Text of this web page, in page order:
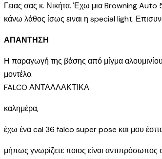
Γειας σας κ. Νικήτα. Έχω μια Browning Auto 5
κάνω λάθος ίσως ειναι η special light.
ΑΠΑΝΤΗΣΗ
Η παραγωγή της βάσης από μίγμα αλουμινίου
μοντέλο.
FALCO ΑΝΤΑΛΛΑΚΤΙΚΑ
καλημέρα,
έχω ένα cal 36 falco super pose και μου
μήπως γνωρίζετε ποιος είναι